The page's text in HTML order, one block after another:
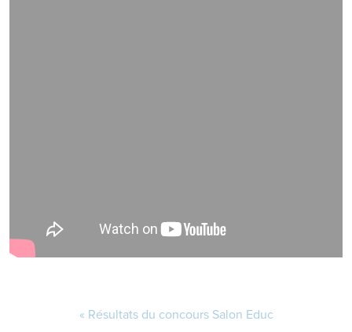
Résultats du concours Salon Educ